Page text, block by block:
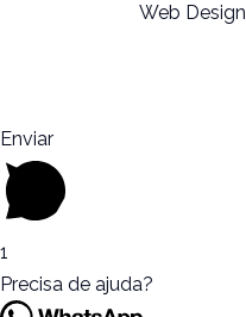
Web Design
Enviar
1
Precisa de ajuda?